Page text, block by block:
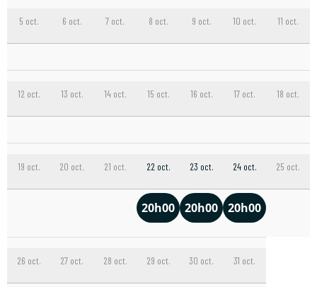
5 oct. 6 oct. 7 oct. 8 oct. 9 oct. 10 oct. 11 oct.
12 oct. 13 oct. 14 oct. 15 oct. 16 oct. 17 oct. 18 oct.
19 oct. 20 oct. 21 oct. 22 oct.
20h00
23 oct.
20h00
24 oct.
20h00
25 oct.
26 oct. 27 oct. 28 oct. 29 oct. 30 oct. 31 oct.